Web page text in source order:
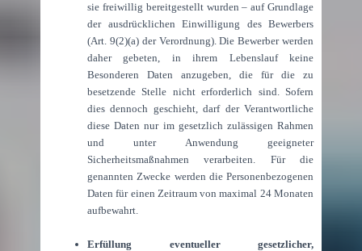
sie freiwillig bereitgestellt wurden – auf Grundlage
der ausdrücklichen Einwilligung des Bewerbers
(Art. 9(2)(a) der Verordnung). Die Bewerber werden
daher gebeten, in ihrem Lebenslauf keine
Besonderen Daten anzugeben, die für die zu
besetzende Stelle nicht erforderlich sind. Sofern
dies dennoch geschieht, darf der Verantwortliche
diese Daten nur im gesetzlich zulässigen Rahmen
und unter Anwendung geeigneter
Sicherheitsmaßnahmen verarbeiten. Für die
genannten Zwecke werden die Personenbezogenen
Daten für einen Zeitraum von maximal 24 Monaten
aufbewahrt.
Erfüllung eventueller gesetzlicher,